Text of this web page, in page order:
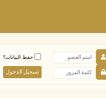
حفظ البيانات؟